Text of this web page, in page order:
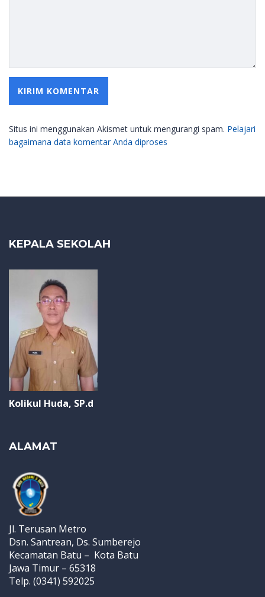
Situs ini menggunakan Akismet untuk mengurangi spam. Pelajari
bagaimana data komentar Anda diproses
KEPALA SEKOLAH
Kolikul Huda, SP.d
ALAMAT
Jl. Terusan Metro
Dsn. Santrean, Ds. Sumberejo
Kecamatan Batu – Kota Batu
Jawa Timur – 65318
Telp. (0341) 592025